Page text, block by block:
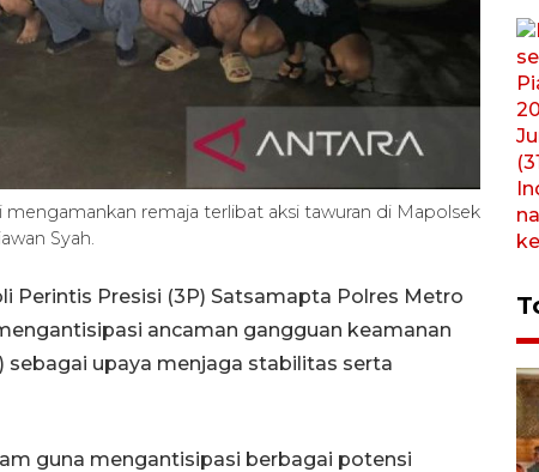
remaja terlibat aksi tawuran di Mapolsek
Syah.
Perintis Presisi (3P) Satsamapta Polres Metro
ancaman gangguan keamanan
upaya menjaga stabilitas serta
guna mengantisipasi berbagai potensi